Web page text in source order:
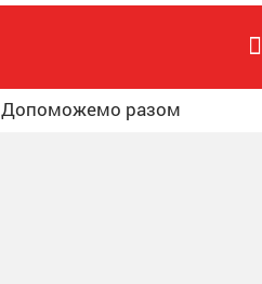
Допоможемо разом